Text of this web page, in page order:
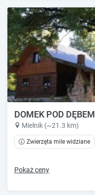
DOMEK POD DĘBEM
Mielnik (~21.3 km)
Zwierzęta mile widziane
Pokaż ceny